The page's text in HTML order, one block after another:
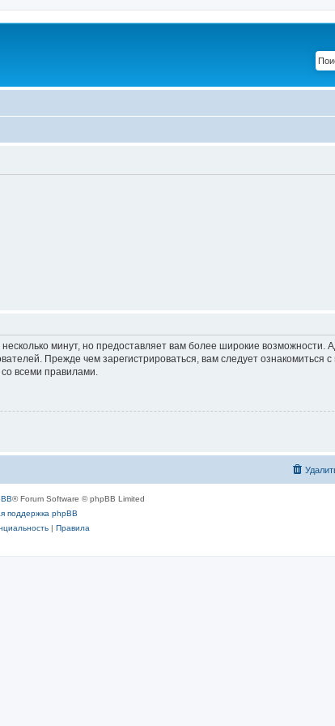
минут, но предоставляет вам более широкие возможности.
Прежде чем зарегистрироваться, вам следует ознакомиться
всеми правилами.
® Forum Software © phpBB Limited
поддержка phpBB
| Правила